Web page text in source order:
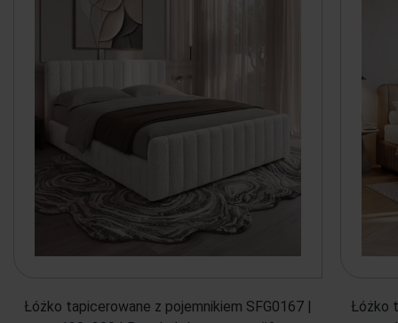
Łóżko tapicerowane z pojemnikiem SFG0167 |
Łóżko